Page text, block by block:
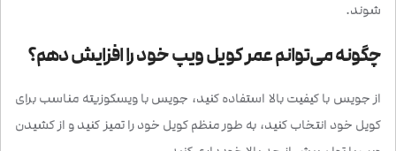
شوند.
چگونه می‌توانم عمر کویل ویپ خود را افزایش دهم؟
از جویس با کیفیت بالا استفاده کنید، جویس با ویسکوزیته مناسب برای
کویل خود انتخاب کنید، به طور منظم کویل خود را تمیز کنید و از کشیدن